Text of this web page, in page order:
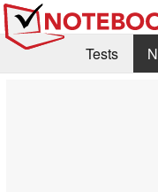
Tests